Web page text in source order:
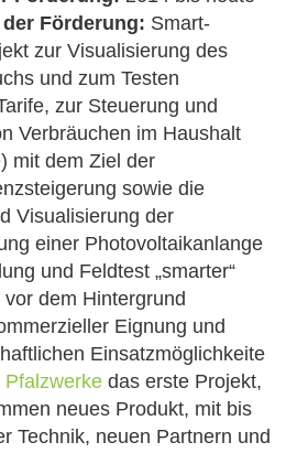
Förderung: Smart-
zur Visualisierung des
und zum Testen
zur Steuerung und
Verbräuchen im Haushalt
mit dem Ziel der
sowie die
Visualisierung der
einer Photovoltaikanlange
und Feldtest „smarter“
dem Hintergrund
Eignung und
Einsatzmöglichkeite
Pfalzwerke das erste Projekt,
neues Produkt, mit bis
Technik, neuen Partnern und